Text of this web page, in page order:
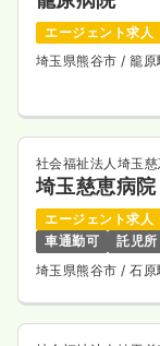
エージェント求人
埼玉県熊谷市/ 籠原
社会福祉法人埼玉
埼玉慈恵病院
エージェント求人
車通勤可
託児所
埼玉県熊谷市 / 石原